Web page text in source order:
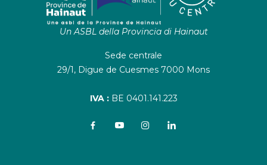
Un ASBL della Provincia di Hainaut
Sede centrale
29/1, Digue de Cuesmes 7000 Mons
IVA :BE 0401.141.223